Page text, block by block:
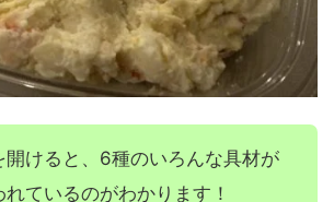
開けると、6種のいろんな具材が
れているのがわかります！